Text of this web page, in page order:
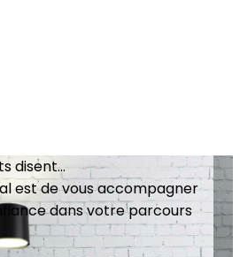
disent...
est de vous accompagner
dans votre parcours